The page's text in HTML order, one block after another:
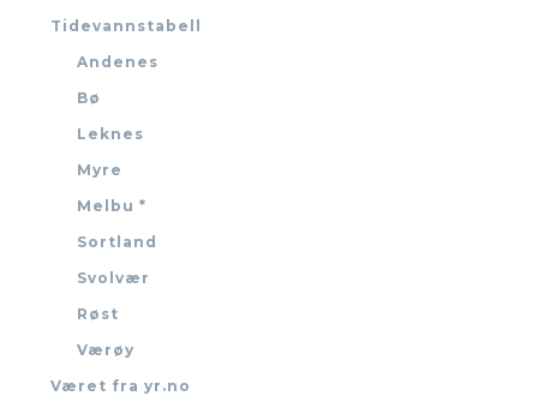
Tidevannstabell
Andenes
Bø
Leknes
Myre
Melbu *
Sortland
Svolvær
Røst
Værøy
Været fra yr.no